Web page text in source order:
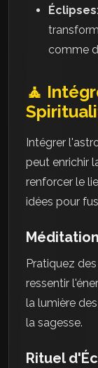
Éclipses
comme
🧘
Intégrer
peut enrichir
renforcer le
idées pour
Pratiquez
ressentir
la lumière
la sagesse.
Rituel